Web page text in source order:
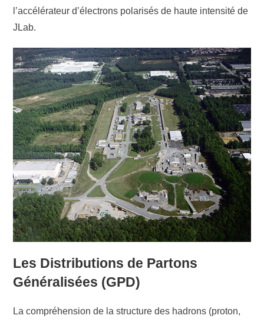
l’accélérateur d’électrons polarisés de haute intensité de
JLab.
Les Distributions de Partons
Généralisées (GPD)
La compréhension de la structure des hadrons (proton,